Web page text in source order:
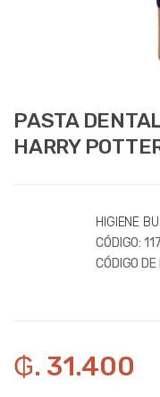
PASTA
HARRY
HIGIENE
CÓDIGO:
CÓDIGO
₲. 31.400